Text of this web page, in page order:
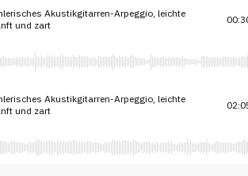
Akustikgitarren-Arpeggio, leichte
und zart
Akustikgitarren-Arpeggio, leichte
und zart